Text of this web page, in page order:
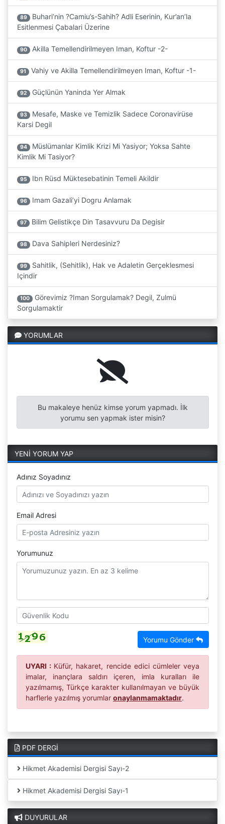
89
Buhari’nin ?Camiu’s-Sahih? Adli Eserinin, Kur’an’la
Esitlenmesi Çabalari Üzerine
90 Akilla Temellendirilmeyen Iman, Koftur -2-
91 Vahiy ve Akilla Temellendirilmeyen Iman, Koftur -1-
92 Güçlünün Yaninda Yer Almak
93
Mesafe, Maske ve Temizlik Sadece Coronavirüse
Karsi Degil
94
Müslümanlar Kimlik Krizi Mi Yasiyor; Yoksa Sahte
Kimlik Mi Tasiyor?
95 Ibn Rüsd Müktesebatinin Temeli Akildir
96 Imam Gazali’yi Dogru Anlamak
97 Bilim Gelistikçe Din Tasavvuru Da Degisir
98 Dava Sahipleri Nerdesiniz?
99
Sahitlik, (Sehitlik), Hak ve Adaletin Gerçeklesmesi
Içindir
100
Görevimiz ?Iman Sorgulamak? Degil, Zulmü
Sorgulamaktir
YORUMLAR
Bu makaleye henüz kimse yorum yapmadı. İlk
yorumu sen yapmak ister misin?
YENİ YORUM YAP
Adınız Soyadınız
Email Adresi
Yorumunuz
Yorumu Gönder
UYARI : Küfür, hakaret, rencide edici cümleler veya
imalar, inançlara saldırı içeren, imla kuralları ile
yazılmamış, Türkçe karakter kullanılmayan ve büyük
harflerle yazılmış yorumlar onaylanmamaktadır.
PDF DERGİ
Hikmet Akademisi Dergisi Sayı-2
Hikmet Akademisi Dergisi Sayı-1
DUYURULAR